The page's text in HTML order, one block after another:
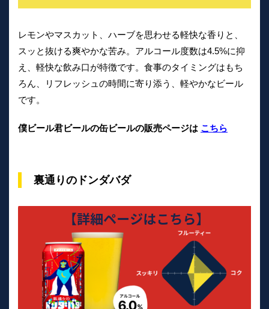
レモンやマスカット、ハーブを思わせる軽快な香りと、
スッと抜ける爽やかな苦み。アルコール度数は4.5%に抑
え、軽快な飲み口が特徴です。食事のタイミングはもち
ろん、リフレッシュの時間に寄り添う、軽やかなビール
です。
僕ビール君ビールの缶ビールの販売ページは こちら
裏通りのドンダバダ